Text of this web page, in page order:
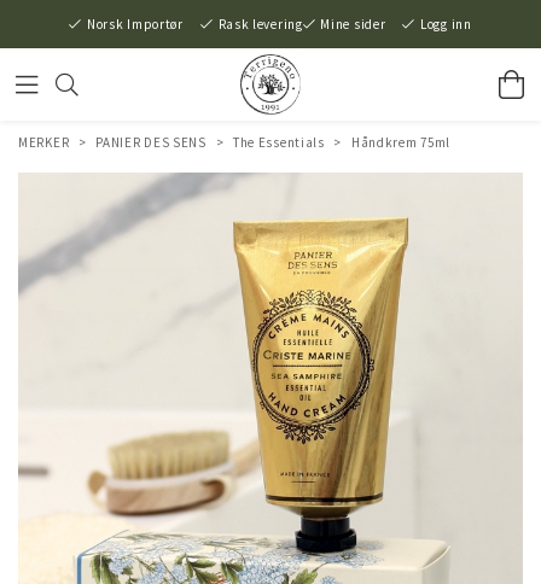
Norsk Importør Rask levering Mine sider Logg inn
MERKER > PANIER DES SENS > The Essentials > Håndkrem 75ml